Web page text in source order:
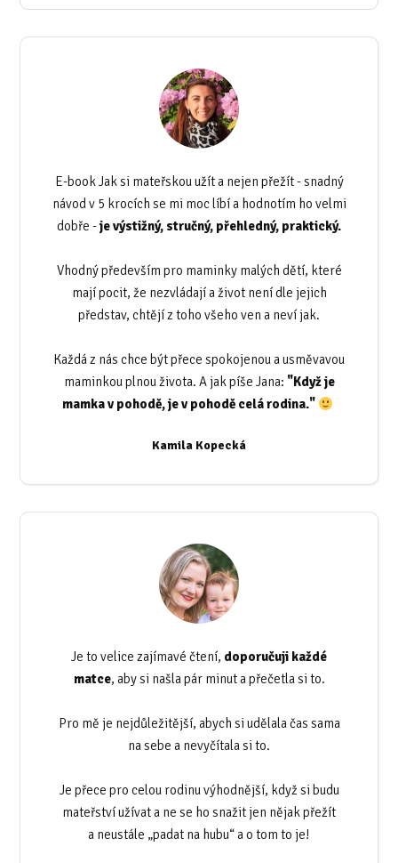
E-book Jak si mateřskou užít a nejen přežít - snadný
návod v 5 krocích se mi moc líbí a hodnotím ho velmi
dobře -je výstižný, stručný, přehledný, praktický.
Vhodný především pro maminky malých dětí, které
mají pocit, že nezvládají a život není dle jejich
představ, chtějí z toho všeho ven a neví jak.
Každá z nás chce být přece spokojenou a usměvavou
maminkou plnou života. A jak píše Jana: "Když je
mamka v pohodě, je v pohodě celá rodina."
Kamila Kopecká
Je to velice zajímavé čtení, doporučuji každé
matce, aby si našla pár minut a přečetla si to.
Pro mě je nejdůležitější, abych si udělala čas sama
na sebe a nevyčítala si to.
Je přece pro celou rodinu výhodnější, když si budu
mateřství užívat a ne se ho snažit jen nějak přežít
a neustále „padat na hubu“ a o tom to je!